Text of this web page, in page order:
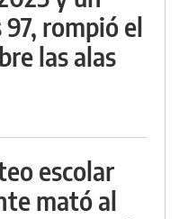
97, rompió el
las alas
escolar
mató al